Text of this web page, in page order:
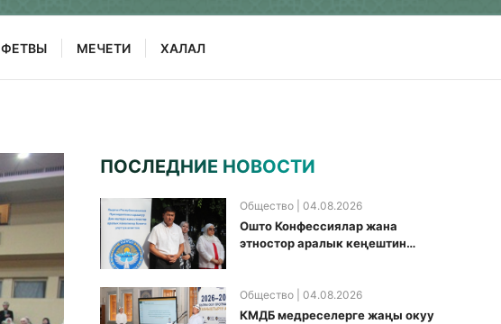
ФЕТВЫ МЕЧЕТИ ХАЛАЛ
ПОСЛЕДНИЕ НОВОСТИ
Общество| 04.08.2026
Ошто Конфессиялар жана
этностор аралык кеңештин
Общество| 04.08.2026
КМДБ медреселерге жаңы окуу